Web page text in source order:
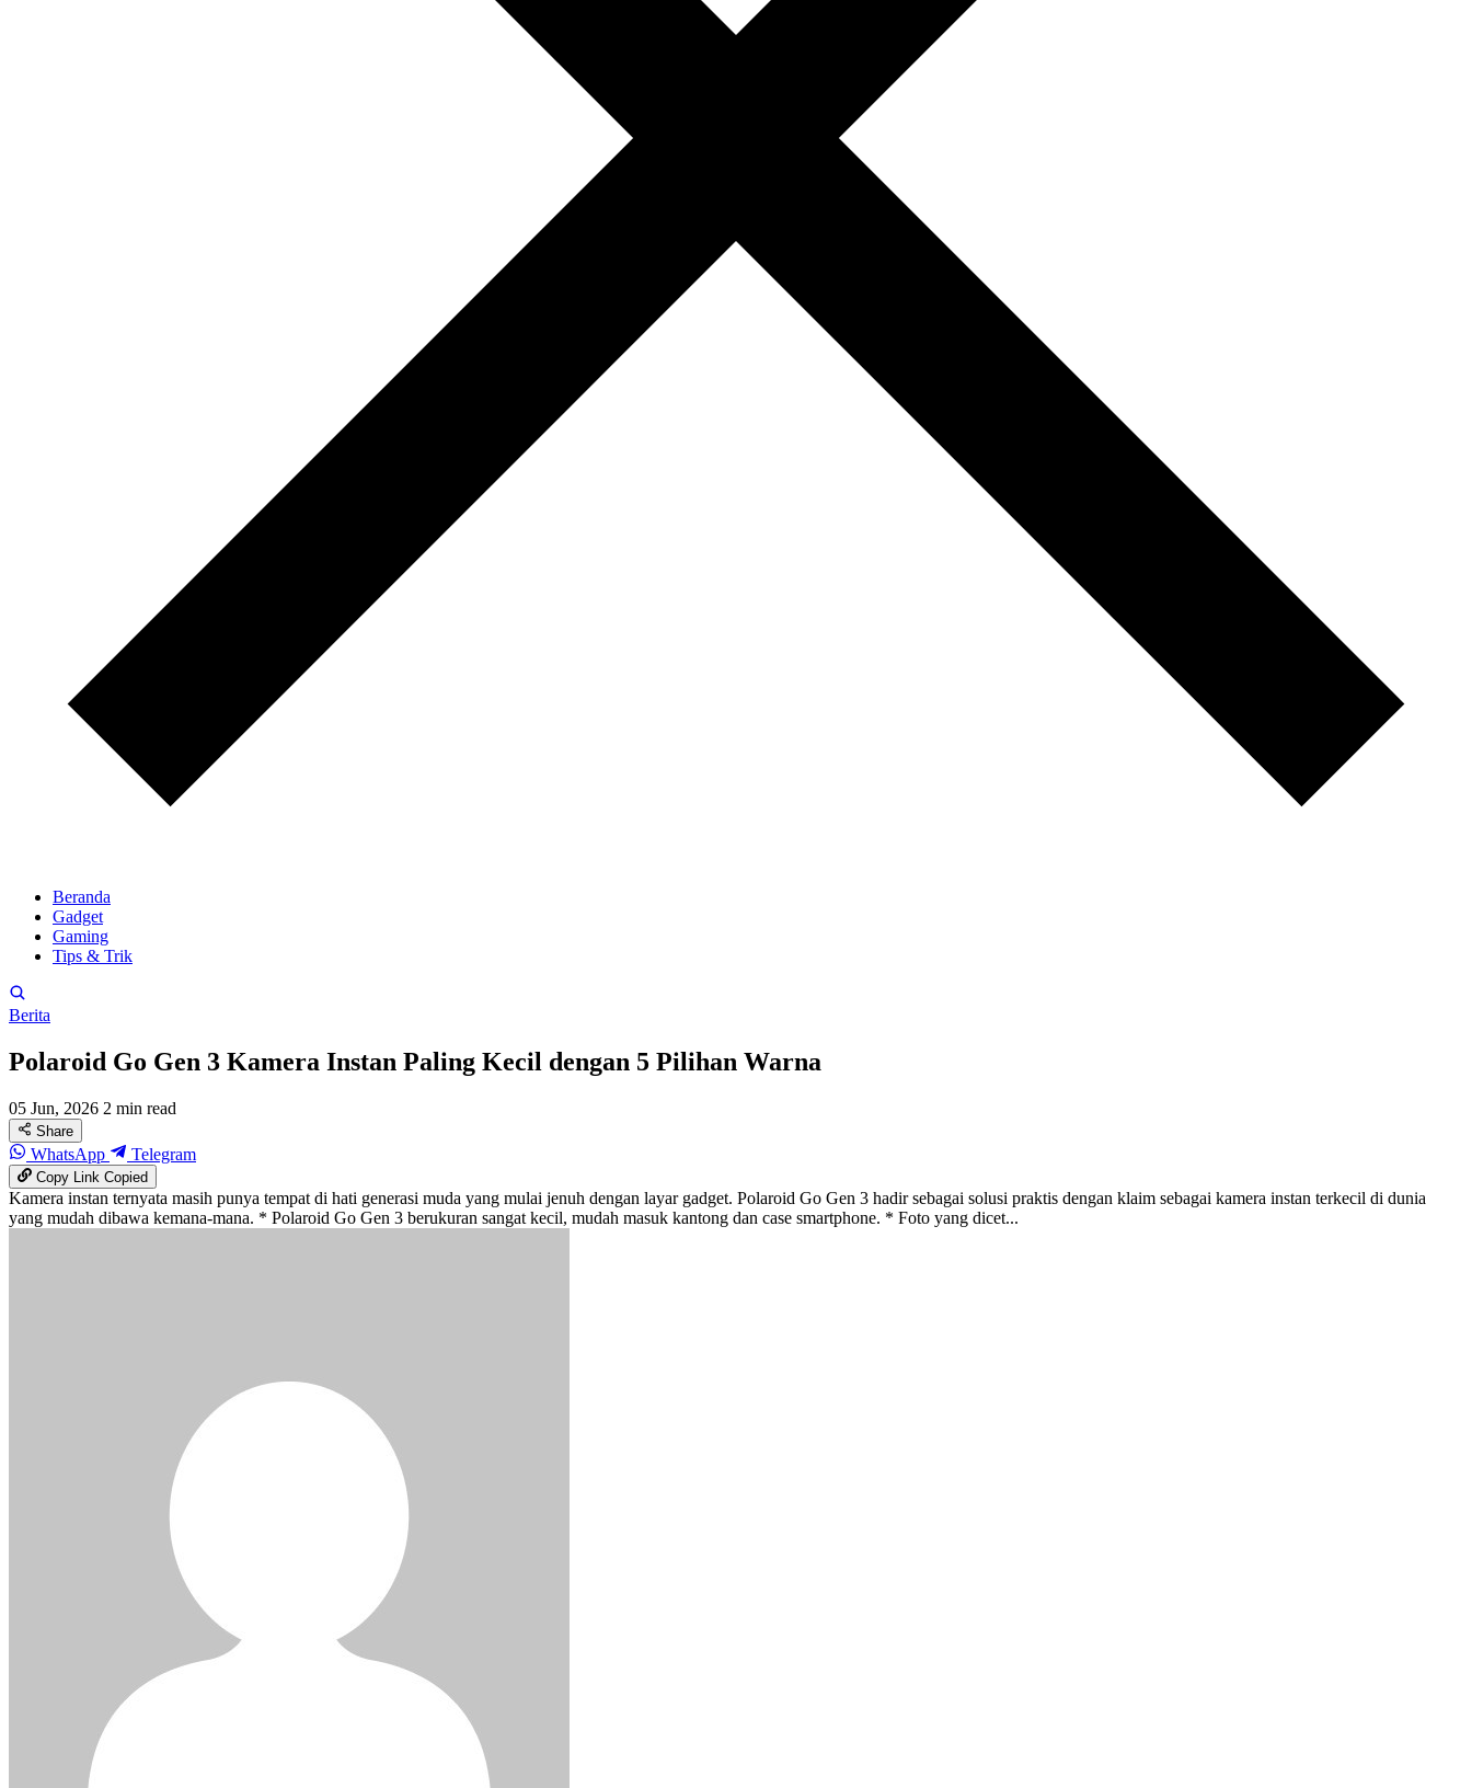
Beranda
Gadget
Gaming
Tips & Trik
Berita
Polaroid Go Gen 3 Kamera Instan Paling Kecil dengan 5 Pilihan Warna
05 Jun, 2026 2 min read
Share
WhatsApp Telegram
Copy LinkCopied
Kamera instan ternyata masih punya tempat di hati generasi muda yang mulai jenuh dengan layar gadget. Polaroid Go Gen 3 hadir sebagai solusi praktis dengan klaim sebagai kamera instan terkecil di dunia
yang mudah dibawa kemana-mana. * Polaroid Go Gen 3 berukuran sangat kecil, mudah masuk kantong dan case smartphone. * Foto yang dicet...